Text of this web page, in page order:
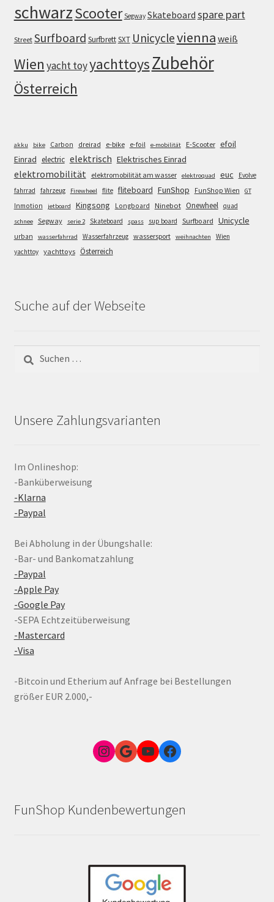
schwarzScooter Segway Skateboard spare part
Street Surfboard SurfbrettSXT Unicyclevienna weiß
Wien yacht toyyachttoysZubehör
Österreich
akku bike Carbon dreirad e-bike e-foil e-mobilität E-Scooter efoil
Einrad electric elektrisch Elektrisches Einrad
elektromobilität elektromobilität am wasser elektroquad euc
Evolve
fahrrad
fahrzeug Firewheel flite fliteboard FunShop FunShop Wien GT
Inmotion jetboard Kingsong Longboard Ninebot Onewheel quad
schnee Segway serie 2 Skateboard spass sup board Surfboard Unicycle
urban wasserfahrrad Wasserfahrzeug wassersport weihnachten
Wien
yachttoy yachttoys Österreich
Suche auf der Webseite
nach:
Unsere Zahlungsvarianten
Im Onlineshop:
-Banküberweisung
-Klarna
-Paypal
Bei Abholung in der Übungshalle:
-Bar- und Bankomatzahlung
-Paypal
-Apple Pay
-Google Pay
-SEPA Echtzeitüberweisung
-Mastercard
-Visa
-Bitcoin und Etherium auf Anfrage bei Bestellungen
größer EUR 2.000,-
Instagram
Google Link zum FunShop WienYouTubeFacebook
FunShop Kundenbewertungen